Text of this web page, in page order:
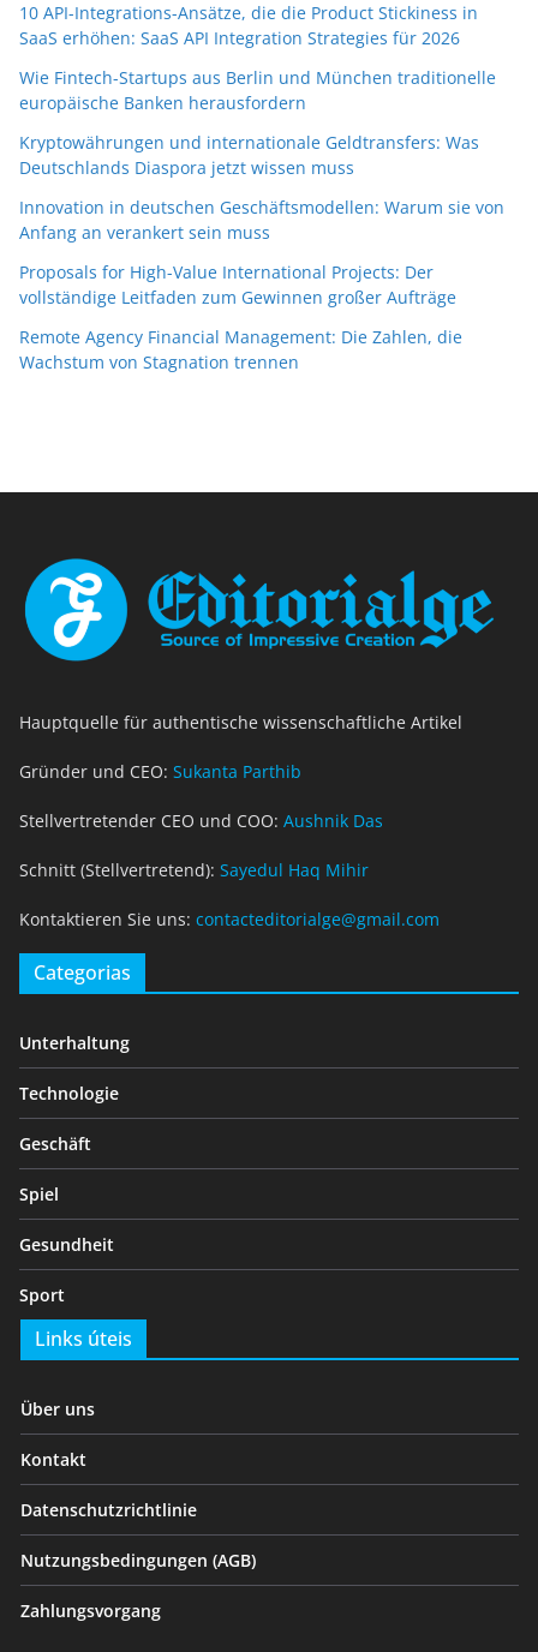
10 API-Integrations-Ansätze, die die Product Stickiness in
SaaS erhöhen: SaaS API Integration Strategies für 2026
Wie Fintech-Startups aus Berlin und München traditionelle
europäische Banken herausfordern
Kryptowährungen und internationale Geldtransfers: Was
Deutschlands Diaspora jetzt wissen muss
Innovation in deutschen Geschäftsmodellen: Warum sie von
Anfang an verankert sein muss
Proposals for High-Value International Projects: Der
vollständige Leitfaden zum Gewinnen großer Aufträge
Remote Agency Financial Management: Die Zahlen, die
Wachstum von Stagnation trennen
Hauptquelle für authentische wissenschaftliche Artikel
Gründer und CEO: Sukanta Parthib
Stellvertretender CEO und COO: Aushnik Das
Schnitt (Stellvertretend): Sayedul Haq Mihir
Kontaktieren Sie uns: contacteditorialge@gmail.com
Categorias
Unterhaltung
Technologie
Geschäft
Spiel
Gesundheit
Sport
Links úteis
Über uns
Kontakt
Datenschutzrichtlinie
Nutzungsbedingungen (AGB)
Zahlungsvorgang